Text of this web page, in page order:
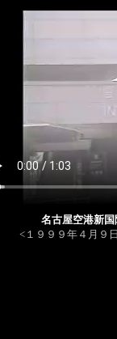
名古屋空港新
<１９９９年４月９